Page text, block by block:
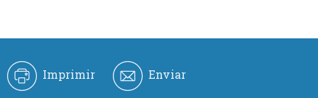
Imprimir Enviar